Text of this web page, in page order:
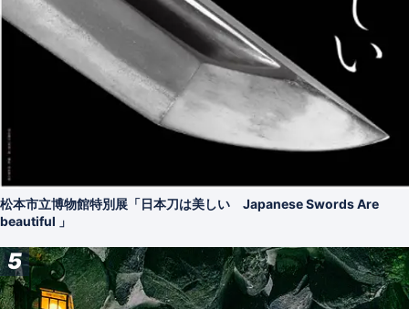
松本市立博物館特別展「日本刀は美しい Japanese Swords Are
beautiful 」
5